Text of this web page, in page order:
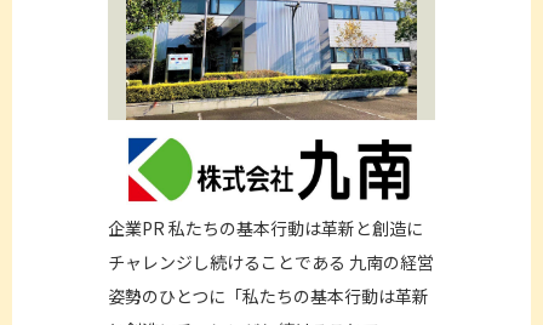
企業PR 私たちの基本行動は革新と創造に
チャレンジし続けることである 九南の経営
姿勢のひとつに「私たちの基本行動は革新